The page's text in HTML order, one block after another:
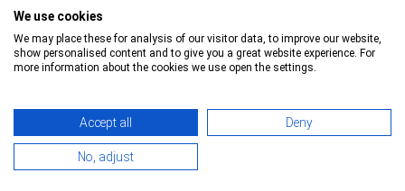
E-Mail:cts@cargobull.com
Impressum / Rechtliche Hinweise Datenschutz
We use cookies
We may place these for analysis of our visitor data, to improve our website,
show personalised content and to give you a great website experience. For
more information about the cookies we use open the settings.
Accept all Deny
No, adjust